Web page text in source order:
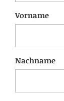
Vorname
Nachname